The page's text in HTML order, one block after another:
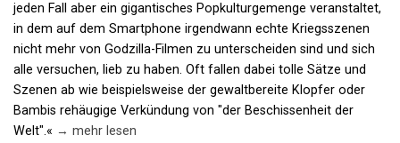
jeden Fall aber ein gigantisches Popkulturgemenge veranstaltet,
in dem auf dem Smartphone irgendwann echte Kriegsszenen
nicht mehr von Godzilla-Filmen zu unterscheiden sind und sich
alle versuchen, lieb zu haben. Oft fallen dabei tolle Sätze und
Szenen ab wie beispielsweise der gewaltbereite Klopfer oder
Bambis rehäugige Verkündung von "der Beschissenheit der
Welt".« → mehr lesen